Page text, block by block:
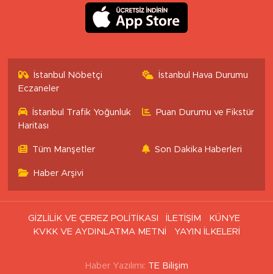
İstanbul Nöbetçi
Eczaneler
İstanbul Hava Durumu
İstanbul Trafik Yoğunluk
Haritası
Puan Durumu ve Fikstür
Tüm Manşetler Son Dakika Haberleri
Haber Arşivi
GİZLİLİK VE ÇEREZ POLİTİKASI İLETİŞİM
KÜNYE
KVKK VE AYDINLATMA METNİ
YAYIN İLKELERİ
Haber Yazılımı: TE Bilişim